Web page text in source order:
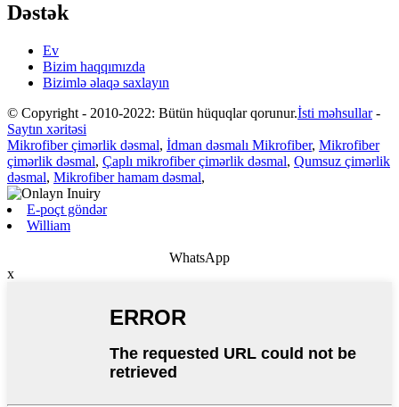
Dəstək
Ev
Bizim haqqımızda
Bizimlə əlaqə saxlayın
© Copyright - 2010-2022: Bütün hüquqlar qorunur.İsti məhsullar-
Saytın xəritəsi
Mikrofiber çimərlik dəsmal, İdman dəsmalı Mikrofiber, Mikrofiber
çimərlik dəsmal, Çaplı mikrofiber çimərlik dəsmal, Qumsuz çimərlik
dəsmal, Mikrofiber hamam dəsmal,
E-poçt göndər
William
WhatsApp
x